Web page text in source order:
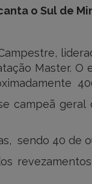
o Sul de
Master.
campeã
sendo 40 de